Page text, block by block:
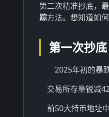
第二次精准抄底，
踪方法。想知道如
第一次抄
2025年初的暴
交易所存量锐减
前50大持币地址